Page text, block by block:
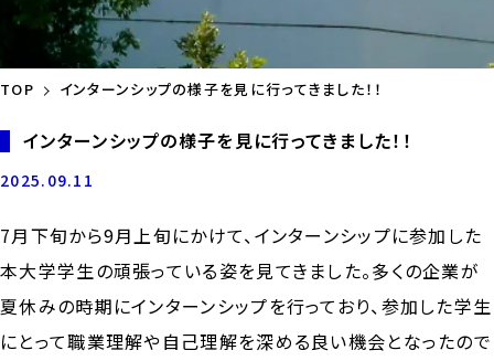
TOP インターンシップの様子を見に行ってきました！！
インターンシップの様子を見に行ってきました！！
2025.09.11
7月下旬から9月上旬にかけて、インターンシップに参加した
本大学学生の頑張っている姿を見てきました。多くの企業が
夏休みの時期にインターンシップを行っており、参加した学生
にとって職業理解や自己理解を深める良い機会となったので